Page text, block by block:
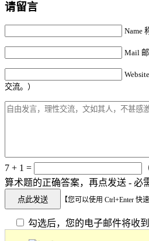
请留言
Name
Mail
交流。）
7 + 1 =
算术题的正确答案，再点发送 - 必
【您可以使用 Ctrl+Enter 快
勾选后，您的电子邮件将收